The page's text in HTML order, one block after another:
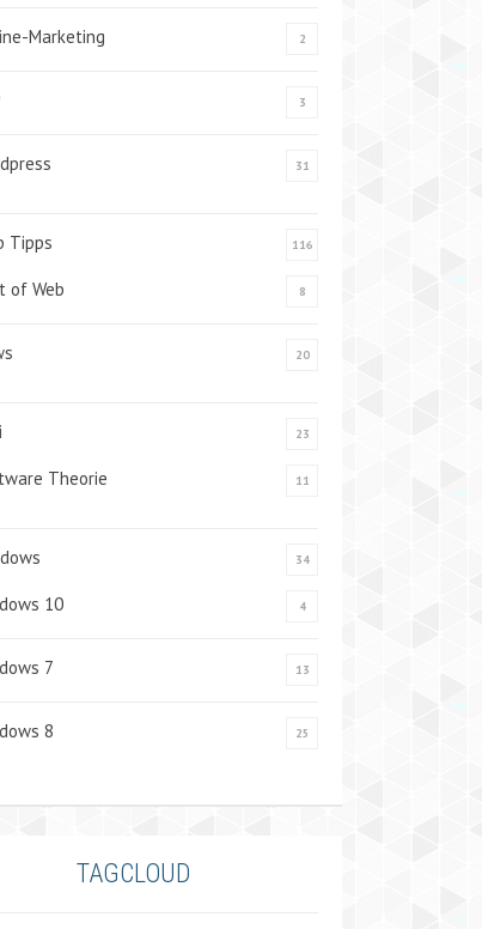
Marketing 2
3
31
Tipps 116
of Web 8
20
23
Theorie 11
34
10 4
7 13
8 25
TAGCLOUD